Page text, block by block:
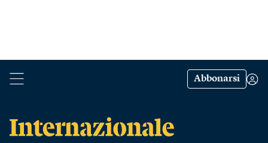
Abbonarsi